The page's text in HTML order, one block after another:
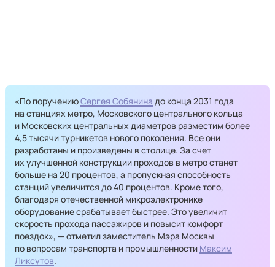
«По поручениюСергея Собянина до конца 2031 года
на станциях метро, Московского центрального кольца
и Московских центральных диаметров разместим более
4,5 тысячи турникетов нового поколения. Все они
разработаны и произведены в столице. За счет
их улучшенной конструкции проходов в метро станет
больше на 20 процентов, а пропускная способность
станций увеличится до 40 процентов. Кроме того,
благодаря отечественной микроэлектронике
оборудование срабатывает быстрее. Это увеличит
скорость прохода пассажиров и повысит комфорт
поездок», — отметил заместитель Мэра Москвы
по вопросам транспорта и промышленности Максим
Ликсутов.